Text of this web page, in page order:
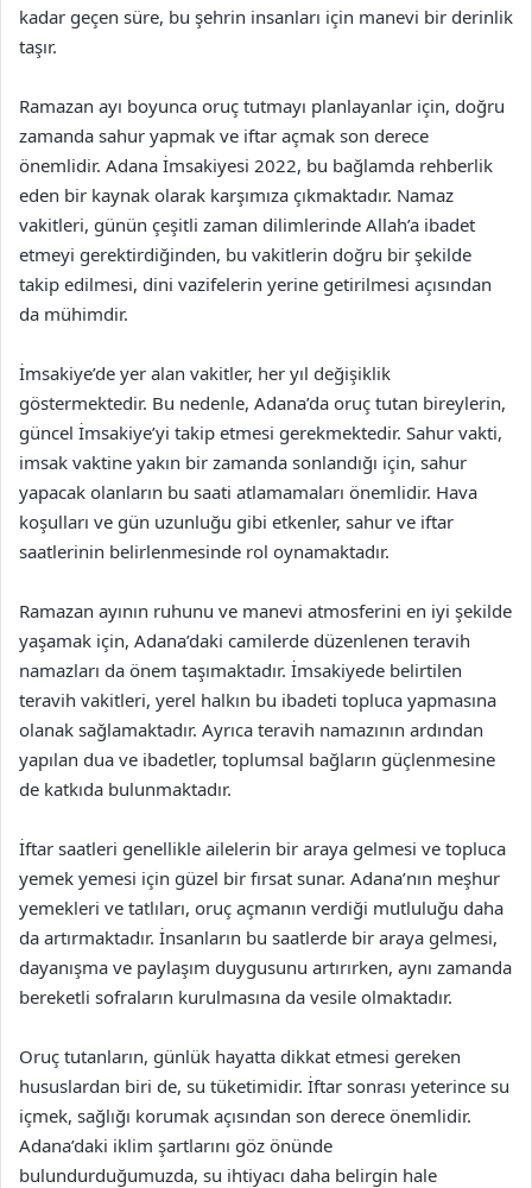
kadar geçen süre, bu şehrin insanları için manevi bir derinlik
taşır.
Ramazan ayı boyunca oruç tutmayı planlayanlar için, doğru
zamanda sahur yapmak ve iftar açmak son derece
önemlidir. Adana İmsakiyesi 2022, bu bağlamda rehberlik
eden bir kaynak olarak karşımıza çıkmaktadır. Namaz
vakitleri, günün çeşitli zaman dilimlerinde Allah’a ibadet
etmeyi gerektirdiğinden, bu vakitlerin doğru bir şekilde
takip edilmesi, dini vazifelerin yerine getirilmesi açısından
da mühimdir.
İmsakiye’de yer alan vakitler, her yıl değişiklik
göstermektedir. Bu nedenle, Adana’da oruç tutan bireylerin,
güncel İmsakiye’yi takip etmesi gerekmektedir. Sahur vakti,
imsak vaktine yakın bir zamanda sonlandığı için, sahur
yapacak olanların bu saati atlamamaları önemlidir. Hava
koşulları ve gün uzunluğu gibi etkenler, sahur ve iftar
saatlerinin belirlenmesinde rol oynamaktadır.
Ramazan ayının ruhunu ve manevi atmosferini en iyi şekilde
yaşamak için, Adana’daki camilerde düzenlenen teravih
namazları da önem taşımaktadır. İmsakiyede belirtilen
teravih vakitleri, yerel halkın bu ibadeti topluca yapmasına
olanak sağlamaktadır. Ayrıca teravih namazının ardından
yapılan dua ve ibadetler, toplumsal bağların güçlenmesine
de katkıda bulunmaktadır.
İftar saatleri genellikle ailelerin bir araya gelmesi ve topluca
yemek yemesi için güzel bir fırsat sunar. Adana’nın meşhur
yemekleri ve tatlıları, oruç açmanın verdiği mutluluğu daha
da artırmaktadır. İnsanların bu saatlerde bir araya gelmesi,
dayanışma ve paylaşım duygusunu artırırken, aynı zamanda
bereketli sofraların kurulmasına da vesile olmaktadır.
Oruç tutanların, günlük hayatta dikkat etmesi gereken
hususlardan biri de, su tüketimidir. İftar sonrası yeterince su
içmek, sağlığı korumak açısından son derece önemlidir.
Adana’daki iklim şartlarını göz önünde
bulundurduğumuzda, su ihtiyacı daha belirgin hale